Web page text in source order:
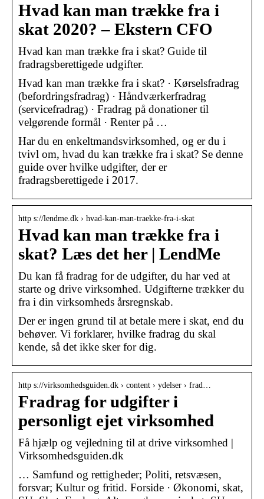
Hvad kan man trække fra i
skat 2020? – Ekstern CFO
Hvad kan man trække fra i skat? Guide til
fradragsberettigede udgifter.
Hvad kan man trække fra i skat? · Kørselsfradrag
(befordringsfradrag) · Håndværkerfradrag
(servicefradrag) · Fradrag på donationer til
velgørende formål · Renter på …
Har du en enkeltmandsvirksomhed, og er du i
tvivl om, hvad du kan trække fra i skat? Se denne
guide over hvilke udgifter, der er
fradragsberettigede i 2017.
http s://lendme.dk › hvad-kan-man-traekke-fra-i-skat
Hvad kan man trække fra i
skat? Læs det her | LendMe
Du kan få fradrag for de udgifter, du har ved at
starte og drive virksomhed. Udgifterne trækker du
fra i din virksomheds årsregnskab.
Der er ingen grund til at betale mere i skat, end du
behøver. Vi forklarer, hvilke fradrag du skal
kende, så det ikke sker for dig.
http s://virksomhedsguiden.dk › content › ydelser › frad…
Fradrag for udgifter i
personligt ejet virksomhed
Få hjælp og vejledning til at drive virksomhed |
Virksomhedsguiden.dk
… Samfund og rettigheder; Politi, retsvæsen,
forsvar; Kultur og fritid. Forside · Økonomi, skat,